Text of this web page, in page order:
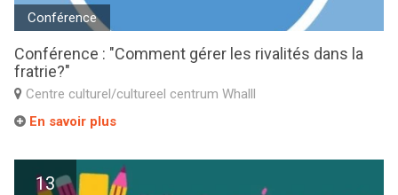
Conférence
Conférence : "Comment gérer les rivalités dans la
fratrie?"
Centre culturel/cultureel centrum Whalll
En savoir plus
13